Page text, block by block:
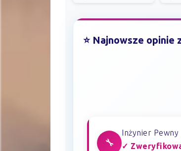
⭐ Najnowsze opinie
🔧
Inżynier Pewny
✓